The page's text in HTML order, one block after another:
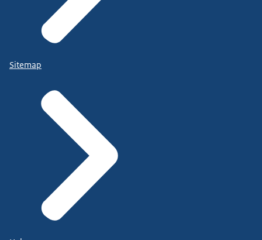
Sitemap